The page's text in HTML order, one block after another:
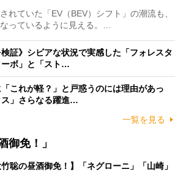
れていた「EV（BEV）シフト」の潮流も、
っているように見える。…
検証》シビアな状況で実感した「フォレスタ
ボ」と「スト…
これが軽？」と戸惑うのには理由があっ
」さらなる躍進…
一覧を見る
御免！」
竹聡の昼酒御免！】「ネグローニ」「山崎」